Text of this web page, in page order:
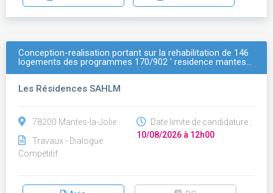
Conception-realisation portant sur la rehabilitation de 146
logements des programmes 170/902 ' residence mantes…
Les Résidences SAHLM
78200 Mantes-la-Jolie
Travaux - Dialogue
Compétitif
Date limite de candidature :
10/08/2026 à 12h00